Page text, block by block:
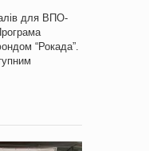
для ВПО-
“Рокада”.